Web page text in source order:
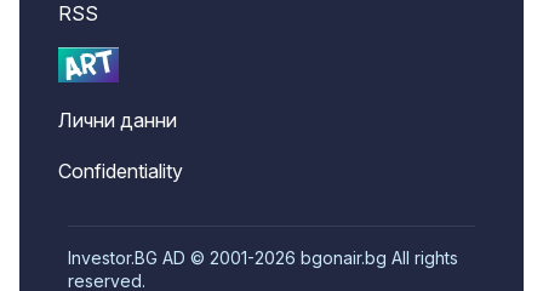
RSS
Лични данни
Confidentiality
Investor.BG AD © 2001-2026 bgonair.bg All rights
reserved.